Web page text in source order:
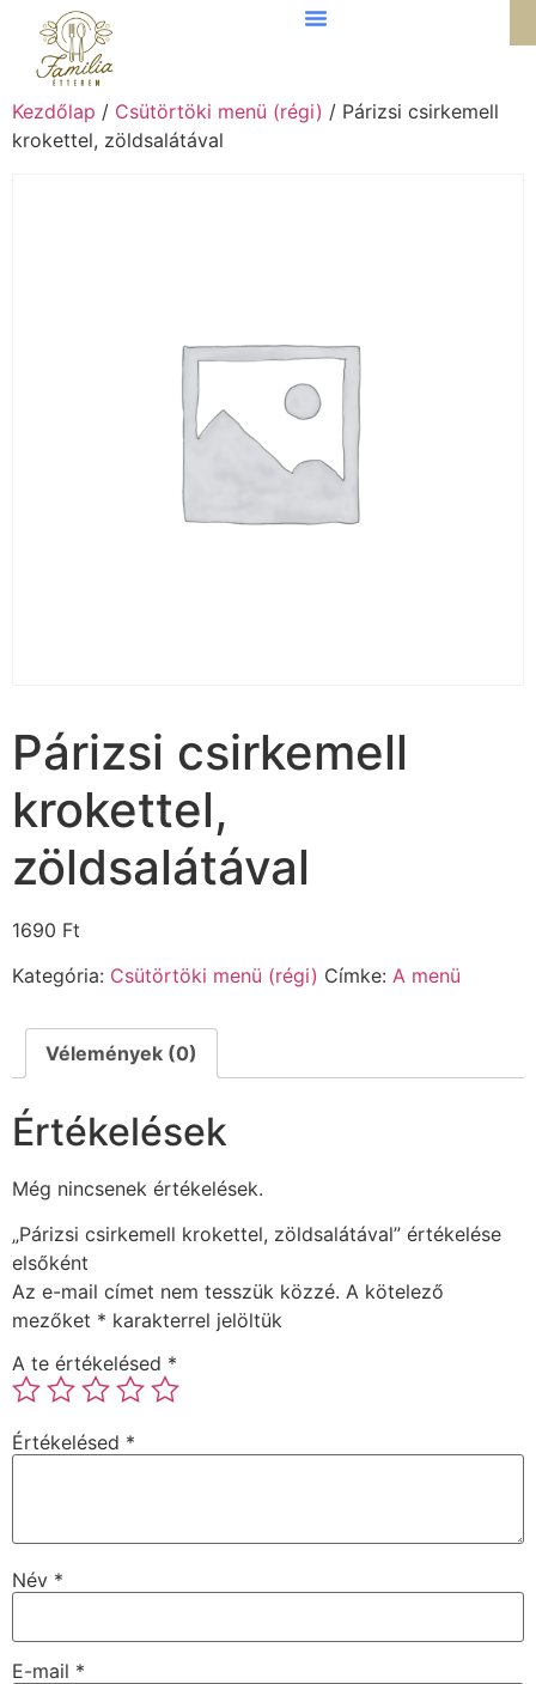
Kezdőlap / Csütörtöki menü (régi) / Párizsi csirkemell
krokettel, zöldsalátával
Párizsi csirkemell
krokettel,
zöldsalátával
1690 Ft
Kategória: Csütörtöki menü (régi) Címke: A menü
Vélemények (0)
Értékelések
Még nincsenek értékelések.
„Párizsi csirkemell krokettel, zöldsalátával” értékelése
elsőként
Az e-mail címet nem tesszük közzé. A kötelező
mezőket * karakterrel jelöltük
A te értékelésed *
Értékelésed *
Név *
E-mail *